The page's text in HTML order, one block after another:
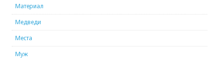
Материал
Медведи
Места
Муж